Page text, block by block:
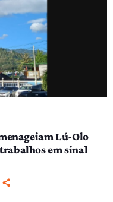
Lú-Olo
em sinal